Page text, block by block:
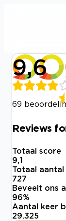
9,6
69
Reviews
Totaal score
9,1
Totaal
727
Beveelt ons
96%
Aantal keer
29.325